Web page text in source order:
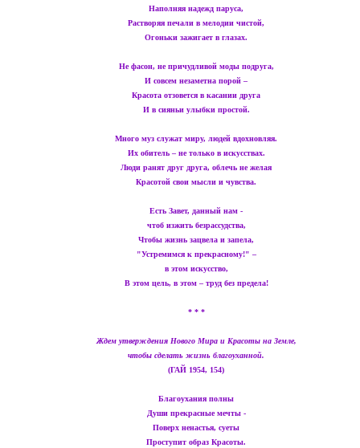
Наполняя надежд паруса,
Растворяя печали в мелодии чистой,
Огоньки зажигает в глазах.
Не фасон, не причудливой моды подруга,
И совсем незаметна порой –
Красота отзовется в касании друга
И в сияньи улыбки простой.
Много муз служат миру, людей вдохновляя.
Их обитель – не только в искусствах.
Люди ранят друг друга, облечь не желая
Красотой свои мысли и чувства.
Есть Завет, данный нам -
чтоб изжить безрассудства,
Чтобы жизнь зацвела и запела,
"Устремимся к прекрасному!" –
в этом искусство,
В этом цель, в этом – труд без предела!
* * *
Ждем утверждения Нового Мира и Красоты на Земле,
чтобы сделать жизнь благоуханной.
(ГАЙ 1954, 154)
Благоухания полны
Души прекрасные мечты -
Поверх ненастья, суеты
Проступит образ Красоты.